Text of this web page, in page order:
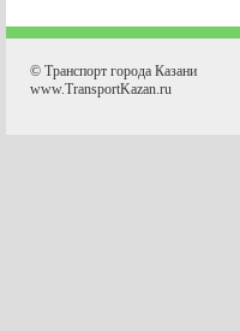
© Транспорт города Казани
www.TransportKazan.ru